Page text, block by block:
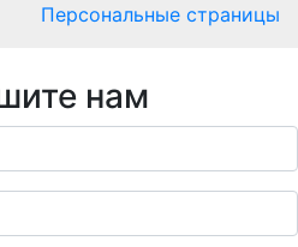
Персональные страницы
нам